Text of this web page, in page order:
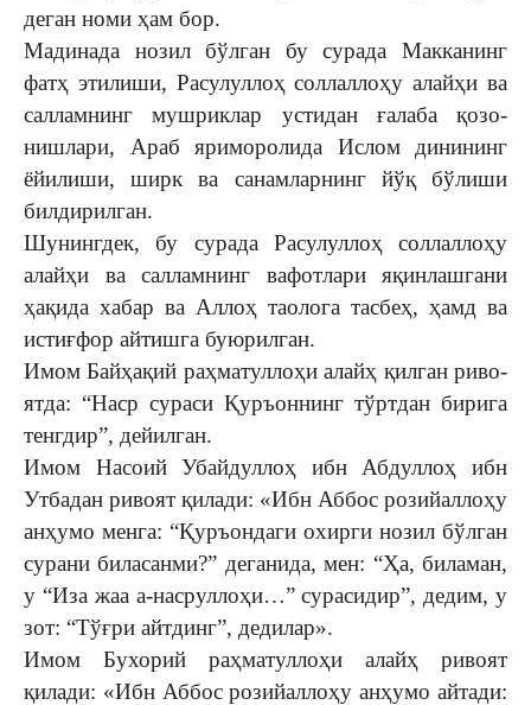
деган номи ҳам бор.
Мадинада нозил бўлган бу сурада Макканинг
фатҳ этилиши, Расулуллоҳ соллаллоҳу алайҳи ва
салламнинг мушриклар устидан ғалаба қозо­
нишлари, Араб яриморолида Ислом динининг
ёйилиши, ширк ва санамларнинг йўқ бўлиши
билдирилган.
Шунингдек, бу сурада Расу­луллоҳ соллаллоҳу
алай­ҳи ва салламнинг вафотла­­ри яқин­лашгани
ҳақида хабар ва Ал­лоҳ таолога тасбеҳ, ҳамд ва
ис­тиғфор айтишга буюрилган.
Имом Байҳақий раҳма­туллоҳи алайҳ қилган риво­
ятда: “Наср сураси Қуръон­нинг тўртдан бирига
тенгдир”, де­­йилган.
Имом Насоий Убайдуллоҳ ибн Абдуллоҳ ибн
Утбадан ривоят қилади: «Ибн Аббос розийаллоҳу
анҳумо менга: “Қуръондаги охирги нозил бўлган
сурани биласанми?” деганида, мен: “Ҳа, биламан,
у “Иза жаа а-насруллоҳи…” сурасидир”, дедим, у
зот: “Тўғри айтдинг”, дедилар».
Имом Бухорий раҳматул­лоҳи алайҳ ривоят
қилади: «Ибн Аббос розийаллоҳу анҳу­мо айтади: